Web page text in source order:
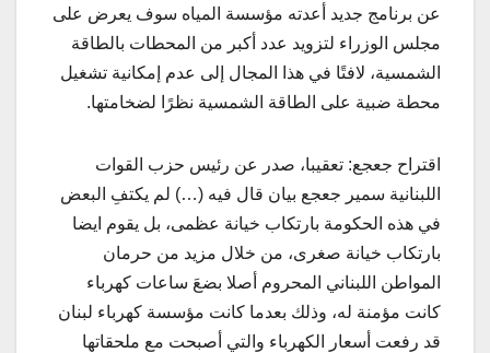
عن برنامج جديد أعدته مؤسسة المياه سوف يعرض على
مجلس الوزراء لتزويد عدد أكبر من المحطات بالطاقة
الشمسية، لافتًا في هذا المجال إلى عدم إمكانية تشغيل
محطة ضبية على الطاقة الشمسية نظرًا لضخامتها.
اقتراح جعجع: تعقيبا، صدر عن رئيس حزب القوات
اللبنانية سمير جعجع بيان قال فيه (…) لم يكتفِ البعض
في هذه الحكومة بارتكاب خيانة عظمى، بل يقوم ايضا
بارتكاب خيانة صغرى، من خلال مزيد من حرمان
المواطن اللبناني المحروم أصلا بضعَ ساعات كهرباء
كانت مؤمنة له، وذلك بعدما كانت مؤسسة كهرباء لبنان
قد رفعت أسعار الكهرباء والتي أصبحت مع ملحقاتها